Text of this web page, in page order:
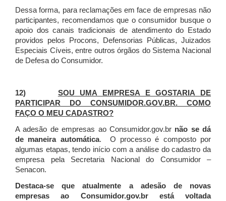
Dessa forma, para reclamações em face de empresas não
participantes, recomendamos que o consumidor busque o
apoio dos canais tradicionais de atendimento do Estado
providos pelos Procons, Defensorias Públicas, Juizados
Especiais Cíveis, entre outros órgãos do Sistema Nacional
de Defesa do Consumidor.
12) SOU UMA EMPRESA E GOSTARIA DE
PARTICIPAR DO CONSUMIDOR.GOV.BR. COMO
FAÇO O MEU CADASTRO?
A adesão de empresas ao Consumidor.gov.br não se dá
de maneira automática. O processo é composto por
algumas etapas, tendo início com a análise do cadastro da
empresa pela Secretaria Nacional do Consumidor –
Senacon.
Destaca-se que atualmente a adesão de novas
empresas ao Consumidor.gov.br está voltada